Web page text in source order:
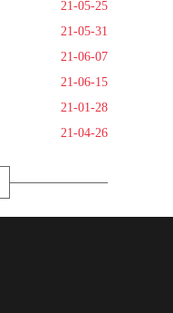
21-05-25
21-05-31
21-06-07
21-06-15
21-01-28
21-04-26